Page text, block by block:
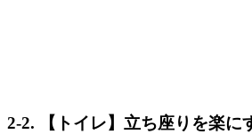
2-2. 【トイレ】立ち座りを楽に